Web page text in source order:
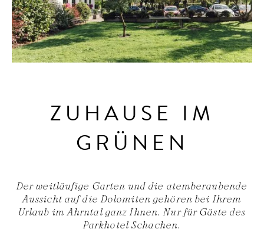
ZUHAUSE IM
GRÜNEN
Der weitläufige Garten und die atemberaubende
Aussicht auf die Dolomiten gehören bei Ihrem
Urlaub im Ahrntal ganz Ihnen. Nur für Gäste des
Parkhotel Schachen.